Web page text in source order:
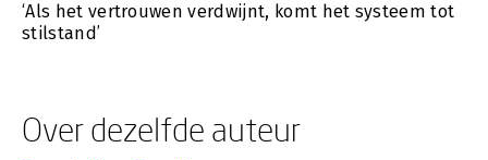
‘Als het vertrouwen verdwijnt, komt het systeem tot
stilstand’
Over dezelfde auteur